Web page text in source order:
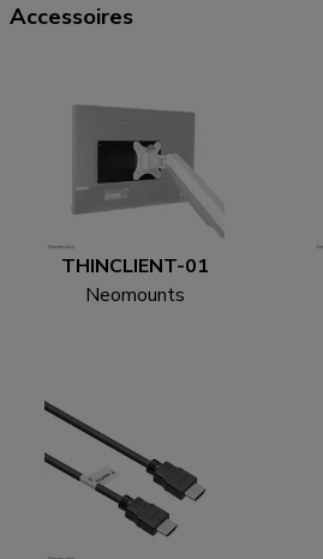
Accessoires
THINCLIENT-01
Neomounts